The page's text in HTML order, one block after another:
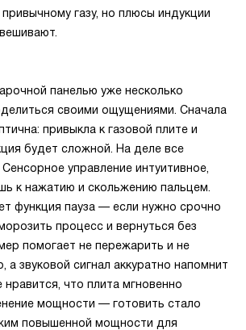
газу, но плюсы индукции
панелью уже несколько
своими ощущениями. Сначала
привыкла к газовой плите и
будет сложной. На деле все
управление интуитивное,
к нажатию и скольжению пальцем.
функция пауза — если нужно срочно
процесс и вернуться без
помогает не пережарить и не
звуковой сигнал аккуратно напомнит
что плита мгновенно
мощности — готовить стало
повышенной мощности для